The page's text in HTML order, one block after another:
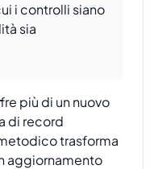
i controlli siano
sia
più di un nuovo
di record
trasforma
aggiornamento